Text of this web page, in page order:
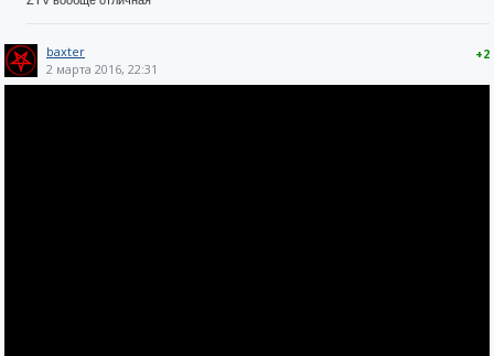
+2
baxter
2 марта 2016, 22:31